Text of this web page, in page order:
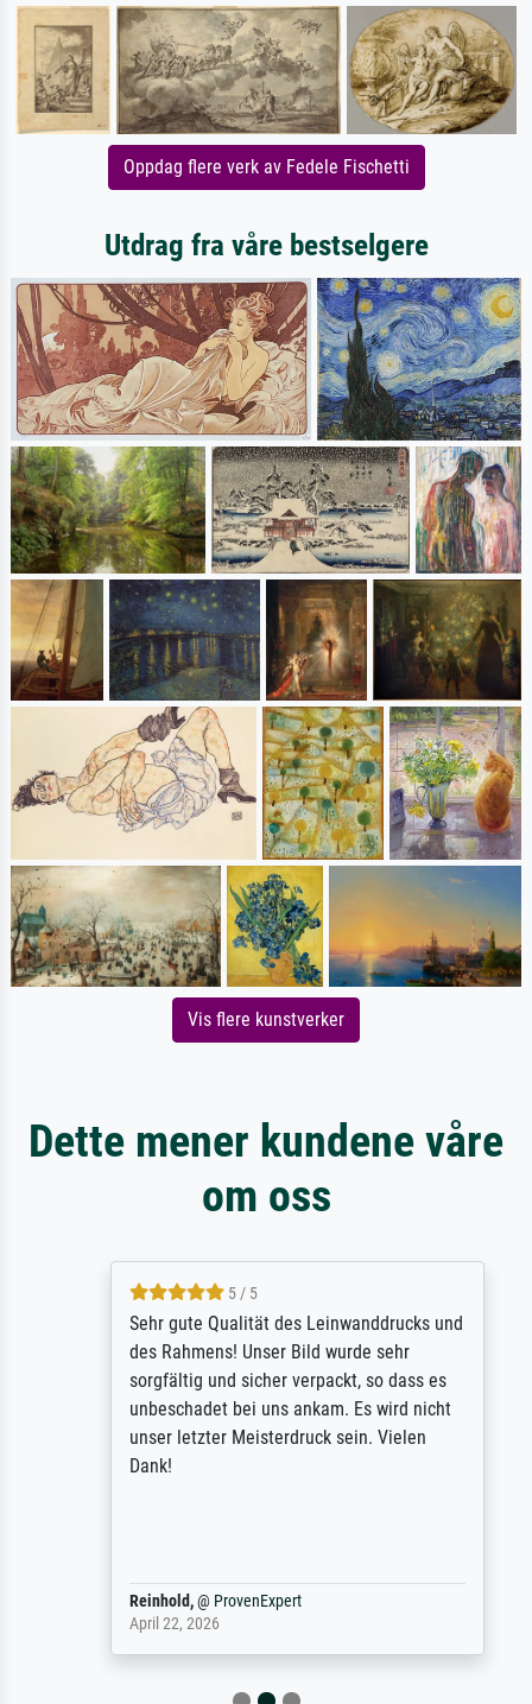
Oppdag flere verk av Fedele Fischetti
Utdrag fra våre bestselgere
Vis flere kunstverker
Dette mener kundene våre
om oss
5 / 5
Sehr gute Qualität des Leinwanddrucks und
des Rahmens! Unser Bild wurde sehr
sorgfältig und sicher verpackt, so dass es
unbeschadet bei uns ankam. Es wird nicht
unser letzter Meisterdruck sein. Vielen
Dank!
Reinhold,@ProvenExpert
April 22, 2026